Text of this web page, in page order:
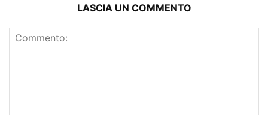
LASCIA UN COMMENTO